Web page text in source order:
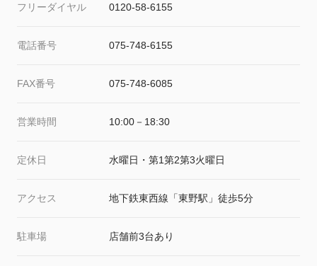
フリーダイヤル 0120-58-6155
電話番号 075-748-6155
FAX番号 075-748-6085
営業時間 10:00－18:30
定休日 水曜日・第1第2第3火曜日
アクセス 地下鉄東西線「東野駅」徒歩5分
駐車場 店舗前3台あり